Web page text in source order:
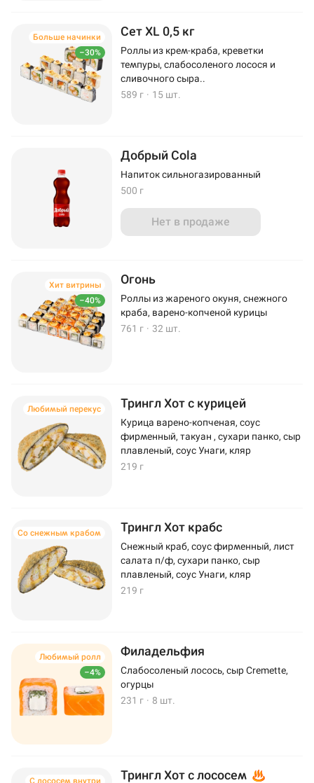
–30%
Больше начинки Сет XL 0,5 кг
Роллы из крем-краба, креветки
темпуры, слабосоленого лосося и
сливочного сыра..
589 г · 15 шт.
Добрый Cola
Напиток сильногазированный
500 г
Нет в продаже
–40%
Хит витрины Огонь
Роллы из жареного окуня, снежного
краба, варено-копченой курицы
761 г · 32 шт.
Любимый перекус Трингл Хот с курицей
Курица варено-копченая, соус
фирменный, такуан , сухари панко, сыр
плавленый, соус Унаги, кляр
219 г
Со снежным крабом Трингл Хот крабс
Снежный краб, соус фирменный, лист
салата п/ф, сухари панко, сыр
плавленый, соус Унаги, кляр
219 г
–4%
Любимый ролл Филадельфия
Слабосоленый лосось, сыр Cremette,
огурцы
231 г · 8 шт.
С лососем внутри Трингл Хот с лососем